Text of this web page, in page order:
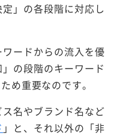
」の各段階に対応し
ードからの流入を優
の段階のキーワード
め重要なのです。
名やブランド名など
」と、それ以外の「非